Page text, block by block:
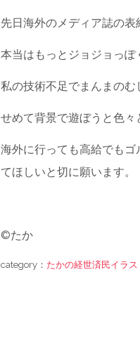
先日海外のメディア誌の表
本当はもっとジョジョっ
私の技術不足でまんまのむ
せめて背景で遊ぼうと色々
海外に行っても高給でも
てほしいと切に願います。
©たか
category： たかの経世済民イラス